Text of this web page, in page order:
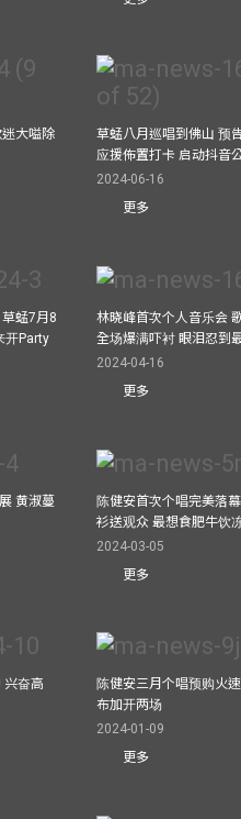
大嗌除
草蜢八月巡唱到佛山 预
应援佈置打卡 启动抖音
2024-06-16
更多
蜢7月8
开Party
林晓峰首次个人音乐会
全场爆满吓衬 眼泪忍到
2024-04-16
更多
黄淑蔓
陈健安首次个唱完美落
衫送观众 最想食肥牛饮
2024-03-05
更多
兴奋高
陈健安三月个唱预购火
布加开两场
2024-01-09
更多